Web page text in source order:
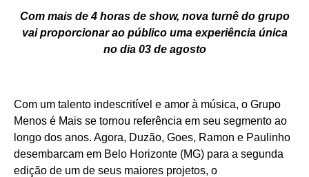
Com mais de 4 horas de show, nova turnê do grupo
vai proporcionar ao público uma experiência única
no dia 03 de agosto
Com um talento indescritível e amor à música, o Grupo
Menos é Mais se tornou referência em seu segmento ao
longo dos anos. Agora, Duzão, Goes, Ramon e Paulinho
desembarcam em Belo Horizonte (MG) para a segunda
edição de um de seus maiores projetos, o